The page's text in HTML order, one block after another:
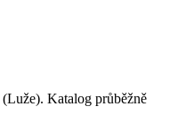
(Luže). Katalog průběžně